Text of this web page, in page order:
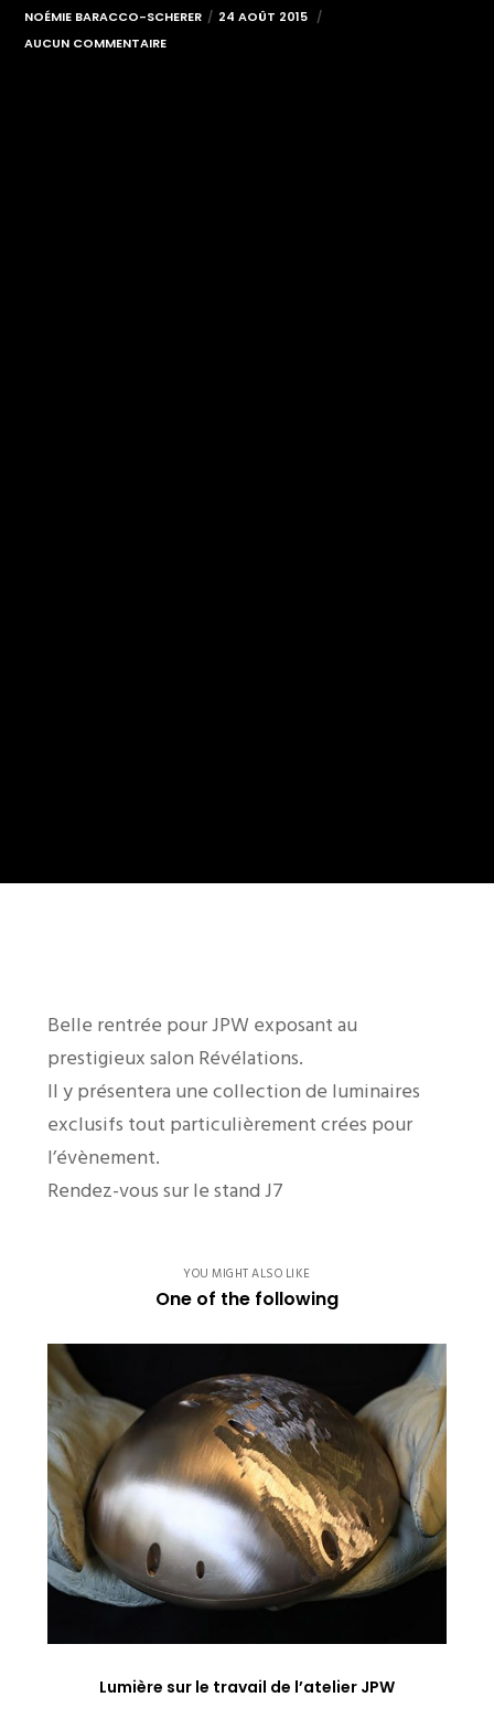
NOÉMIE BARACCO-SCHERER
24 AOÛT 2015
AUCUN COMMENTAIRE
Belle rentrée pour JPW exposant au
prestigieux salon Révélations.
Il y présentera une collection de luminaires
exclusifs tout particulièrement crées pour
l’évènement.
Rendez-vous sur le stand J7
YOU MIGHT ALSO LIKE
One of the following
Lumière sur le travail de l’atelier JPW